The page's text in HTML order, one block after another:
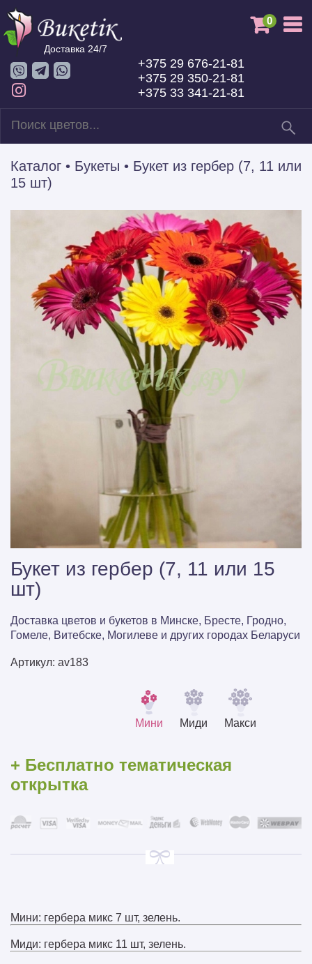
Доставка 24/7
+375 29 676-21-81
+375 29 350-21-81
+375 33 341-21-81
0
Каталог • Букеты • Букет из гербер (7, 11 или
15 шт)
Букет из гербер (7, 11 или 15
шт)
Доставка цветов и букетов в Минске, Бресте, Гродно,
Гомеле, Витебске, Могилеве и других городах Беларуси
Артикул: av183
Мини Миди Макси
+ Бесплатно тематическая
открытка
Мини: гербера микс 7 шт, зелень.
Миди: гербера микс 11 шт, зелень.